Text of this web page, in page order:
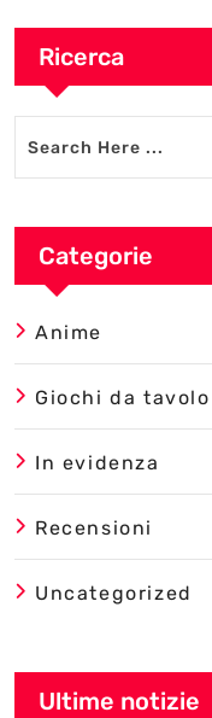
Ricerca
Categorie
Anime
Giochi da tavolo
In evidenza
Recensioni
Uncategorized
Ultime notizie